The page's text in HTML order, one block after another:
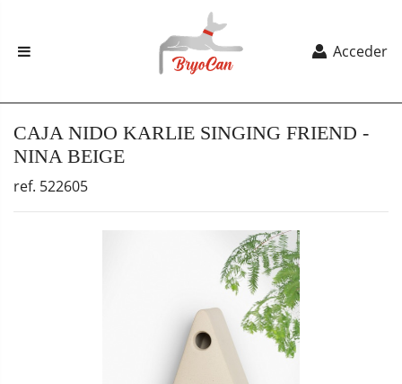
Acceder
CAJA NIDO KARLIE SINGING FRIEND -
NINA BEIGE
ref. 522605